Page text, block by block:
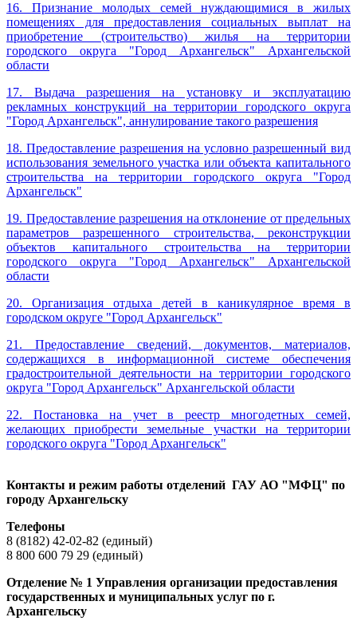
16. Признание молодых семей нуждающимися в жилых
помещениях для предоставления социальных выплат на
приобретение (строительство) жилья на территории
городского округа "Город Архангельск" Архангельской
области
17. Выдача разрешения на установку и эксплуатацию
рекламных конструкций на территории городского округа
"Город Архангельск", аннулирование такого разрешения
18. Предоставление разрешения на условно разрешенный вид
использования земельного участка или объекта капитального
строительства на территории городского округа "Город
Архангельск"
19. Предоставление разрешения на отклонение от предельных
параметров разрешенного строительства, реконструкции
объектов капитального строительства на территории
городского округа "Город Архангельск" Архангельской
области
20. Организация отдыха детей в каникулярное время в
городском округе "Город Архангельск"
21. Предоставление сведений, документов, материалов,
содержащихся в информационной системе обеспечения
градостроительной деятельности на территории городского
округа "Город Архангельск" Архангельской области
22. Постановка на учет в реестр многодетных семей,
желающих приобрести земельные участки на территории
городского округа "Город Архангельск"
Контакты и режим работы отделений ГАУ АО "МФЦ" по
городу Архангельску
Телефоны
8 (8182) 42-02-82 (единый)
8 800 600 79 29 (единый)
Отделение № 1 Управления организации предоставления
государственных и муниципальных услуг по г.
Архангельску